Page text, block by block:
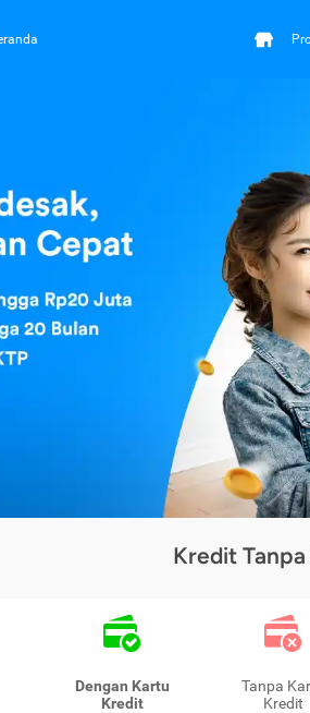
Kredit
Dengan Kartu
Kredit
Tanpa
Kredit